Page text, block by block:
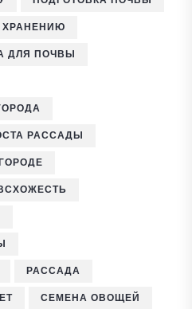
ХРАНЕНИЮ
ДЛЯ ПОЧВЫ
РАССАДЫ
РАССАДА
СЕМЕНА ОВОЩЕЙ